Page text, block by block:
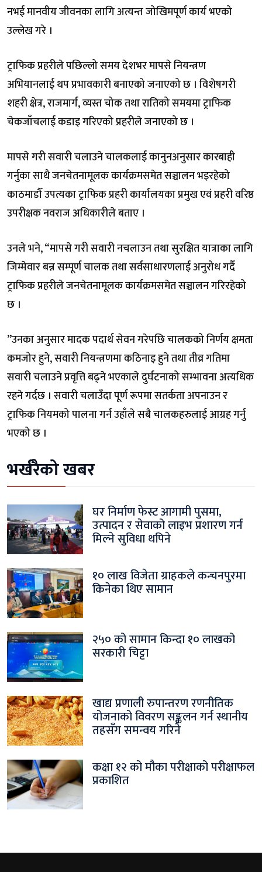
नभई मानवीय जीवनका लागि अत्यन्त जोखिमपूर्ण कार्य भएको
उल्लेख गरे ।
ट्राफिक प्रहरीले पछिल्लो समय देशभर मापसे नियन्त्रण
अभियानलाई थप प्रभावकारी बनाएको जनाएको छ । विशेषगरी
शहरी क्षेत्र, राजमार्ग, व्यस्त चोक तथा रातिको समयमा ट्राफिक
चेकजाँचलाई कडाइ गरिएको प्रहरीले जनाएको छ ।
मापसे गरी सवारी चलाउने चालकलाई कानुनअनुसार कारबाही
गर्नुका साथै जनचेतनामूलक कार्यक्रमसमेत सञ्चालन भइरहेको
काठमाडौँ उपत्यका ट्राफिक प्रहरी कार्यालयका प्रमुख एवं प्रहरी वरिष्ठ
उपरीक्षक नवराज अधिकारीले बताए ।
उनले भने, “मापसे गरी सवारी नचलाउन तथा सुरक्षित यात्राका लागि
जिम्मेवार बन्न सम्पूर्ण चालक तथा सर्वसाधारणलाई अनुरोध गर्दै
ट्राफिक प्रहरीले जनचेतनामूलक कार्यक्रमसमेत सञ्चालन गरिरहेको
छ ।
”उनका अनुसार मादक पदार्थ सेवन गरेपछि चालकको निर्णय क्षमता
कमजोर हुने, सवारी नियन्त्रणमा कठिनाइ हुने तथा तीव्र गतिमा
सवारी चलाउने प्रवृत्ति बढ्ने भएकाले दुर्घटनाको सम्भावना अत्यधिक
रहने गर्दछ । सवारी चलाउँदा पूर्ण रूपमा सतर्कता अपनाउन र
ट्राफिक नियमको पालना गर्न उहाँले सबै चालकहरुलाई आग्रह गर्नु
भएको छ ।
भर्खरैको खबर
घर निर्माण फेस्ट आगामी पुसमा,
उत्पादन र सेवाको लाइभ प्रशारण गर्न
मिल्ने सुविधा थपिने
१० लाख विजेता ग्राहकले कन्चनपुरमा
किनेका थिए सामान
२५० को सामान किन्दा १० लाखको
सरकारी चिट्टा
खाद्य प्रणाली रुपान्तरण रणनीतिक
योजनाको विवरण सङ्कलन गर्न स्थानीय
तहसँग समन्वय गरिने
कक्षा १२ को मौका परीक्षाको परीक्षाफल
प्रकाशित